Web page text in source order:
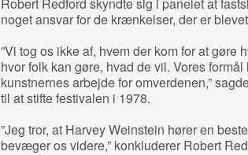
noget ansvar for de krænkelser, der er
”Vi tog os ikke af, hvem der kom for at gøre
hvor folk kan gøre, hvad de vil. Vores formål
kunstnernes arbejde for omverdenen,”
til at stifte festivalen i 1978.
”Jeg tror, at Harvey Weinstein hører en
bevæger os videre,” konkluderer Robert